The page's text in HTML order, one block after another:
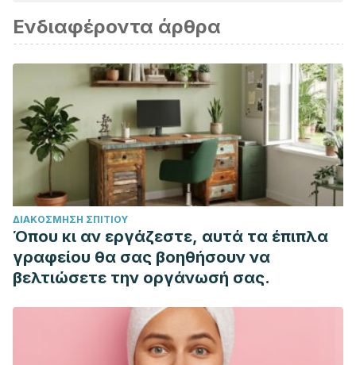
Ενδιαφέροντα άρθρα
ΔΙΑΚΌΣΜΗΣΗ ΣΠΙΤΙΟΎ
Όπου κι αν εργάζεστε, αυτά τα έπιπλα
γραφείου θα σας βοηθήσουν να
βελτιώσετε την οργάνωσή σας.